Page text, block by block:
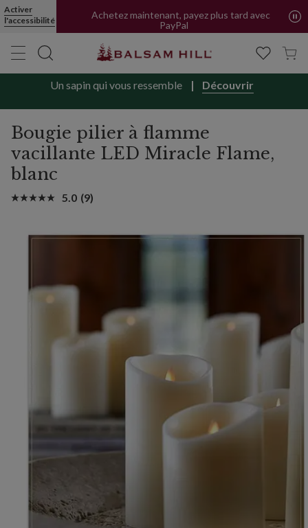
Activer
l'accessibilité
Achetez maintenant, payez plus tard avec
Un sapin qui vous ressemble Découvrir
Bougie pilier à flamme
vacillante LED Miracle Flame,
blanc
5.0 (9)
Bougie pilier à flamme vacillante LED Miracle Flame | Balsam Hill